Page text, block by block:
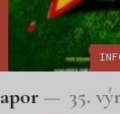
35.